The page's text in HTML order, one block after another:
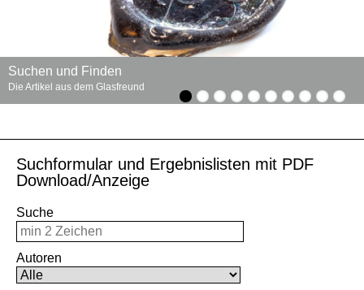
Suchen und Finden
Die Artikel aus dem Glasfreund
Suchformular und Ergebnislisten mit PDF
Download/Anzeige
Suche
Autoren